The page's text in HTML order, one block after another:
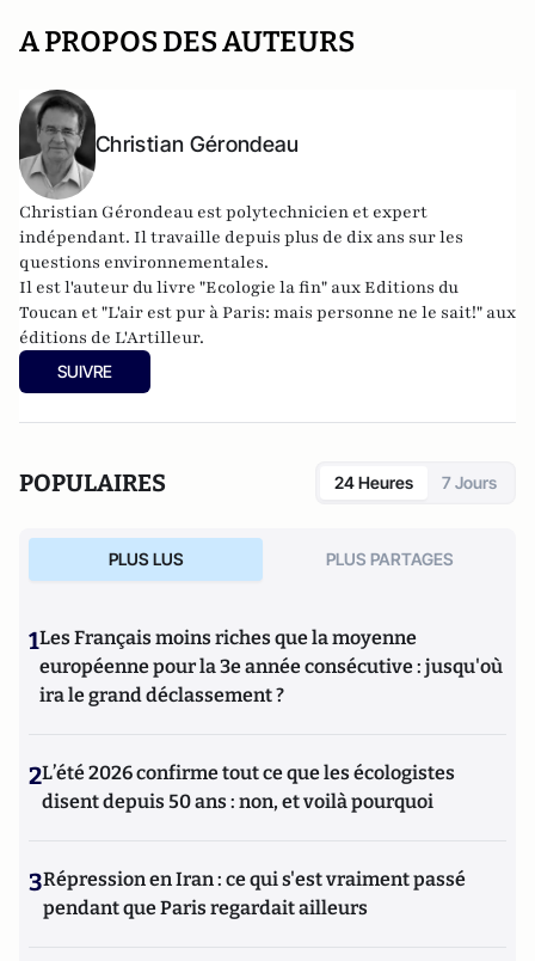
A PROPOS DES AUTEURS
Christian Gérondeau
Christian Gérondeau est polytechnicien et expert
indépendant. Il travaille depuis plus de dix ans sur les
questions environnementales.
Il est l'auteur du livre "Ecologie la fin" aux Editions du
Toucan et "L'air est pur à Paris: mais personne ne le sait!" aux
éditions de L'Artilleur.
SUIVRE
POPULAIRES 24 Heures 7 Jours
PLUS LUS PLUS PARTAGES
1Les Français moins riches que la moyenne
européenne pour la 3e année consécutive : jusqu'où
ira le grand déclassement ?
2L’été 2026 confirme tout ce que les écologistes
disent depuis 50 ans : non, et voilà pourquoi
3Répression en Iran : ce qui s'est vraiment passé
pendant que Paris regardait ailleurs